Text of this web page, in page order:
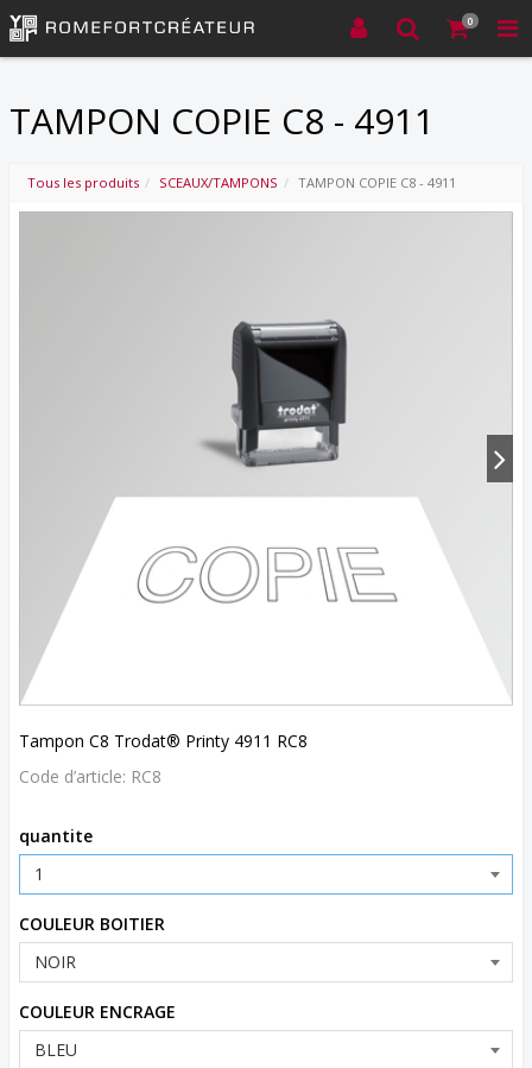
0
TAMPON COPIE C8 - 4911
Tous les produits SCEAUX/TAMPONS TAMPON COPIE C8 - 4911
Tampon C8 Trodat® Printy 4911 RC8
Code d’article: RC8
quantite
COULEUR BOITIER
COULEUR ENCRAGE